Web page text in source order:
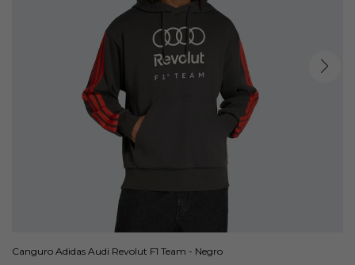
Canguro Adidas Audi Revolut F1 Team - Negro